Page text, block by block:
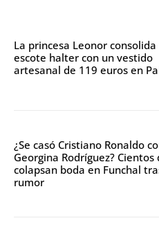
La princesa Leonor consolida
escote halter con un vestido
artesanal de 119 euros en
¿Se casó Cristiano Ronaldo
Georgina Rodríguez? Cientos
colapsan boda en Funchal
rumor